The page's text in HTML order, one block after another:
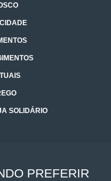
SOLIDÁRIO
PREFERIR